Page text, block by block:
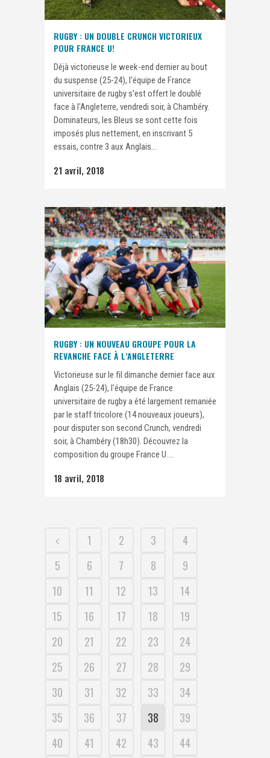
RUGBY : UN DOUBLE CRUNCH VICTORIEUX
POUR FRANCE U!
Déjà victorieuse le week-end dernier au bout
du suspense (25-24), l'équipe de France
universitaire de rugby s'est offert le doublé
face à l'Angleterre, vendredi soir, à Chambéry.
Dominateurs, les Bleus se sont cette fois
imposés plus nettement, en inscrivant 5
essais, contre 3 aux Anglais...
21 avril, 2018
RUGBY : UN NOUVEAU GROUPE POUR LA
REVANCHE FACE À L’ANGLETERRE
Victorieuse sur le fil dimanche dernier face aux
Anglais (25-24), l'équipe de France
universitaire de rugby a été largement remaniée
par le staff tricolore (14 nouveaux joueurs),
pour disputer son second Crunch, vendredi
soir, à Chambéry (18h30). Découvrez la
composition du groupe France U....
18 avril, 2018
1 2 3
4
5
6 7 8
9
10
11 12 13
14
15
16 17 18
19
20
21 22 23
24
25
26 27 28
29
30
31 32 33
34
35
36 37 38
39
40
41 42 43
44